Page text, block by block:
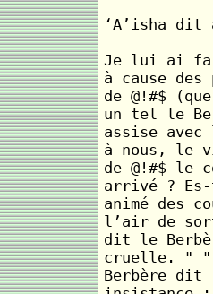
‘A’isha
Je lui ai fait
à cause des
de @!#$
un tel le
assise avec
à nous, le
de @!#$
arrivé ?
animé des
l’air de
dit le
cruelle. " "
Berbère dit